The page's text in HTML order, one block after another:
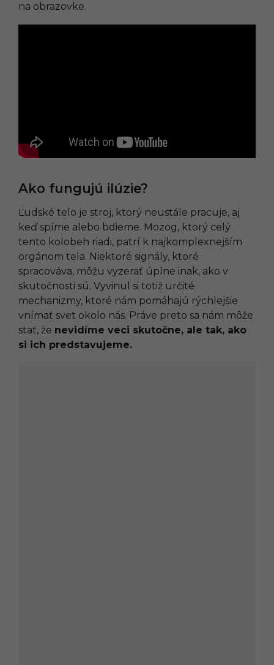
na obrazovke.
Ako fungujú ilúzie?
Ľudské telo je stroj, ktorý neustále pracuje, aj
keď spíme alebo bdieme. Mozog, ktorý celý
tento kolobeh riadi, patrí k najkomplexnejším
orgánom tela. Niektoré signály, ktoré
spracováva, môžu vyzerať úplne inak, ako v
skutočnosti sú. Vyvinul si totiž určité
mechanizmy, ktoré nám pomáhajú rýchlejšie
vnímať svet okolo nás. Práve preto sa nám môže
stať, že nevidíme veci skutočne, ale tak, ako
si ich predstavujeme.